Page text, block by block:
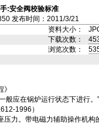
:安全阀校验标准
发布时间：2011/3/21
资料大小：
下载次数：
浏览次数：
般应在锅炉运行状态下进行。
1996）
力。带电磁力辅助操作机